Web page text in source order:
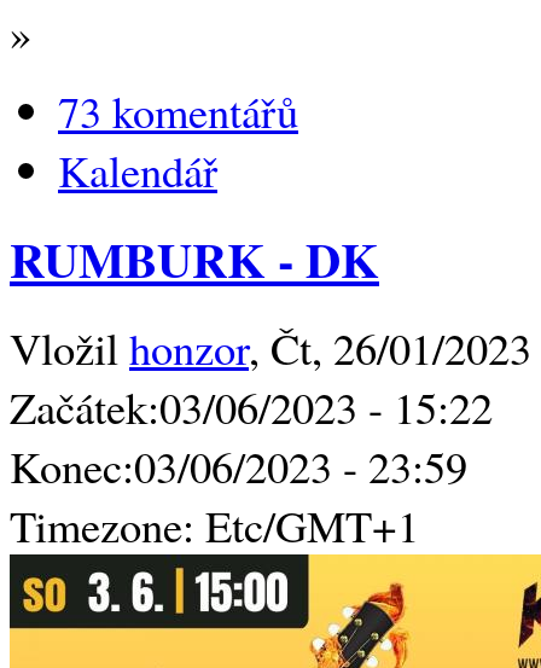
»
73 komentářů
Kalendář
RUMBURK - DK
Vložilhonzor, Čt, 26/01/
Začátek:03/06/2023 - 15:22
Konec:03/06/2023 - 23:59
Timezone: Etc/GMT+1